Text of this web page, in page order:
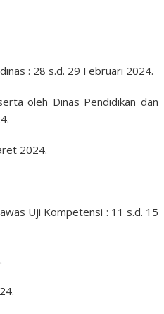
: 28 s.d. 29 Februari 2024.
oleh Dinas Pendidikan dan
2024.
Uji Kompetensi : 11 s.d. 15